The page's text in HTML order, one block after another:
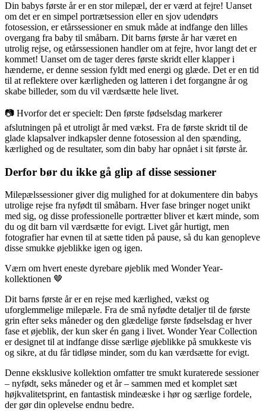
Din babys første år er en stor milepæl, der er værd at fejre! Uanset
om det er en simpel portrætsession eller en sjov udendørs
fotosession, er etårssessioner en smuk måde at indfange den lilles
overgang fra baby til småbarn. Dit barns første år har været en
utrolig rejse, og etårssessionen handler om at fejre, hvor langt det er
kommet! Uanset om de tager deres første skridt eller klapper i
hænderne, er denne session fyldt med energi og glæde. Det er en tid
til at reflektere over kærligheden og latteren i det forgangne år og
skabe billeder, som du vil værdsætte hele livet.
📷 Hvorfor det er specielt: Den første fødselsdag markerer
afslutningen på et utroligt år med vækst. Fra de første skridt til de
glade klapsalver indkapsler denne fotosession al den spænding,
kærlighed og de resultater, som din baby har opnået i sit første år.
Derfor bør du ikke gå glip af disse sessioner
Milepælssessioner giver dig mulighed for at dokumentere din babys
utrolige rejse fra nyfødt til småbarn. Hver fase bringer noget unikt
med sig, og disse professionelle portrætter bliver et kært minde, som
du og dit barn vil værdsætte for evigt. Livet går hurtigt, men
fotografier har evnen til at sætte tiden på pause, så du kan genopleve
disse smukke øjeblikke igen og igen.
Værn om hvert eneste dyrebare øjeblik med Wonder Year-
kollektionen 🤎
Dit barns første år er en rejse med kærlighed, vækst og
uforglemmelige milepæle. Fra de små nyfødte detaljer til de første
grin efter seks måneder og den glædelige første fødselsdag er hver
fase et øjeblik, der kun sker én gang i livet. Wonder Year Collection
er designet til at indfange disse særlige øjeblikke på smukkeste vis
og sikre, at du får tidløse minder, som du kan værdsætte for evigt.
Denne eksklusive kollektion omfatter tre smukt kuraterede sessioner
– nyfødt, seks måneder og et år – sammen med et komplet sæt
højkvalitetsprint, en fantastisk mindeæske i hør og særlige fordele,
der gør din oplevelse endnu bedre.